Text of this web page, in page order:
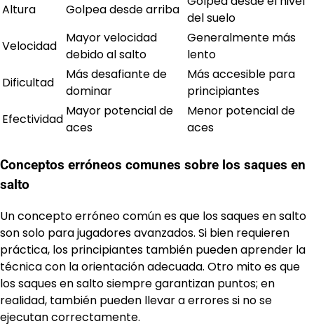
Altura
Golpea desde arriba
del suelo
Velocidad
Mayor velocidad
debido al salto
Generalmente más
lento
Dificultad
Más desafiante de
dominar
Más accesible para
principiantes
Efectividad
Mayor potencial de
aces
Menor potencial de
aces
Conceptos erróneos comunes sobre los saques en
salto
Un concepto erróneo común es que los saques en salto
son solo para jugadores avanzados. Si bien requieren
práctica, los principiantes también pueden aprender la
técnica con la orientación adecuada. Otro mito es que
los saques en salto siempre garantizan puntos; en
realidad, también pueden llevar a errores si no se
ejecutan correctamente.